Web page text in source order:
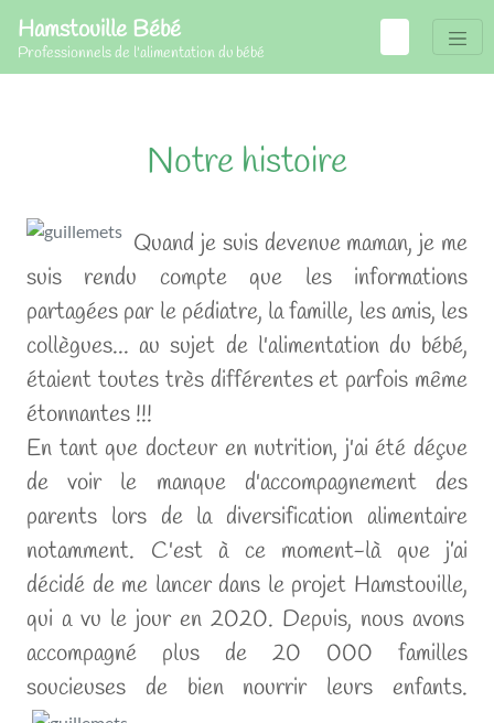
Hamstouille Bébé
Professionnels de l'alimentation du bébé
Notre histoire
Quand je suis devenue maman, je me
suis rendu compte que les informations
partagées par le pédiatre, la famille, les amis, les
collègues... au sujet de l'alimentation du bébé,
étaient toutes très différentes et parfois même
étonnantes !!!
En tant que docteur en nutrition, j'ai été déçue
de voir le manque d'accompagnement des
parents lors de la diversification alimentaire
notamment. C'est à ce moment-là que j’ai
décidé de me lancer dans le projet Hamstouille,
qui a vu le jour en 2020. Depuis, nous avons
accompagné plus de 20 000 familles
soucieuses de bien nourrir leurs enfants.